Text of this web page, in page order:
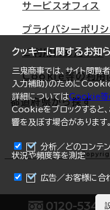
0120-534-
クッキーに関するお知
三鬼商事では、サイト閲覧
入力補助)のためにCookie
詳細についてはCookie等
Cookieをブロックすると
響を及ぼす場合があります。
分析／どのコンテ
状況や頻度等を測定
広告／お客様に合
名古屋
札幌
仙台
横浜
福岡
オフィスリポート
ログイン
サービスオフィス
プライバシーポリ
ご利用にあたって
Cookie等の利用
都道府県から探す
北海道
青森県